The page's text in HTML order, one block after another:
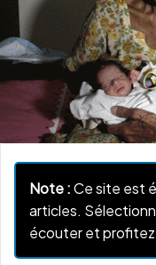
Note :Ce site est
articles.
écouter et profitez